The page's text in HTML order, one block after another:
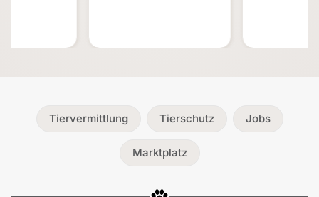
Tiervermittlung Tierschutz Jobs
Marktplatz